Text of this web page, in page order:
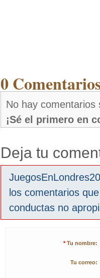
0
No hay comentarios
¡Sé el primero en
Deja tu
los comentarios
conductas no
* Tu nombre:
Tu correo: